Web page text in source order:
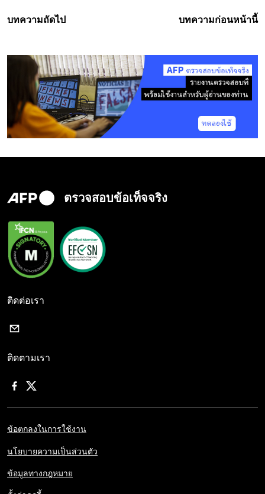
บทความถัดไป บทความก่อนหน้านี้
ตรวจสอบข้อเท็จจริง
ติดต่อเรา
ติดตามเรา
ข้อตกลงในการใช้งาน
นโยบายความเป็นส่วนตัว
ข้อมูลทางกฎหมาย